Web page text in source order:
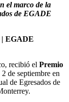
el marco de la
de EGADE
EGADE
recibió el Premio
2 de septiembre en
de Egresados de